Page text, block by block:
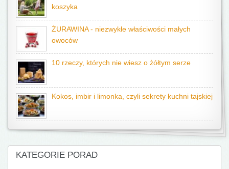
koszyka
ŻURAWINA - niezwykłe właściwości małych
owoców
10 rzeczy, których nie wiesz o żółtym serze
Kokos, imbir i limonka, czyli sekrety kuchni tajskiej
KATEGORIE PORAD